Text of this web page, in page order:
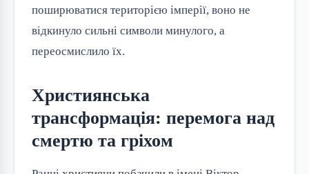
поширюватися територією імперії, воно не
відкинуло сильні символи минулого, а
переосмислило їх.
Християнська
трансформація: перемога над
смертю та гріхом